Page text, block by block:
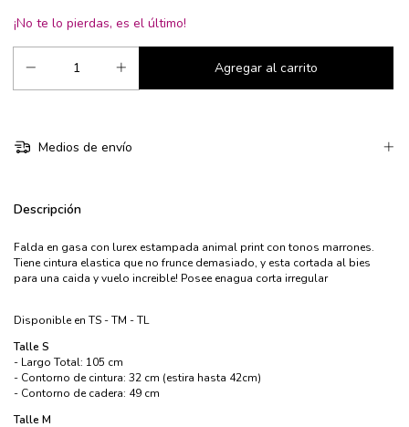
¡No te lo pierdas, es el último!
Medios de envío
Descripción
Falda en gasa con lurex estampada animal print con tonos marrones.
Tiene cintura elastica que no frunce demasiado, y esta cortada al bies
para una caida y vuelo increible! Posee enagua corta irregular
Disponible en TS - TM - TL
Talle S
- Largo Total: 105 cm
- Contorno de cintura: 32 cm (estira hasta 42cm)
- Contorno de cadera: 49 cm
Talle M